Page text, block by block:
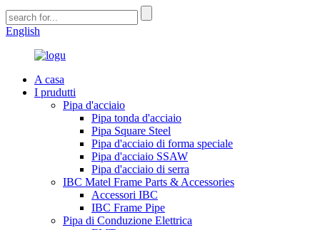
English
A casa
I prudutti
Pipa d'acciaio
Pipa tonda d'acciaio
Pipa Square Steel
Pipa d'acciaio di forma speciale
Pipa d'acciaio SSAW
Pipa d'acciaio di serra
IBC Matel Frame Parts & Accessories
Accessori IBC
IBC Frame Pipe
Pipa di Conduzione Elettrica